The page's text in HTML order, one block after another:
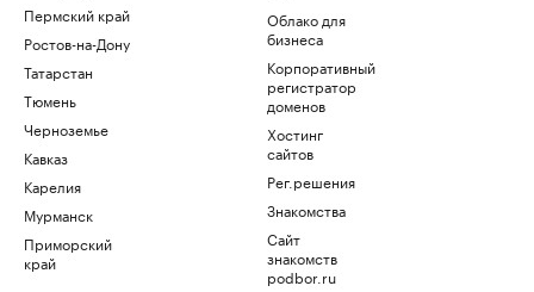
Пермский край
Ростов-на-Дону
Татарстан
Тюмень
Черноземье
Кавказ
Карелия
Мурманск
Приморский
край
Облако для
бизнеса
Корпоративный
регистратор
доменов
Хостинг
сайтов
Рег.решения
Знакомства
Сайт
знакомств
podbor.ru